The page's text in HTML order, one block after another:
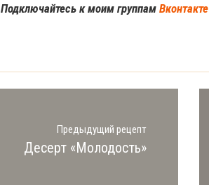
Подключайтесь к моим группам Вконтакте
Предыдущий рецепт
Десерт «Молодость»